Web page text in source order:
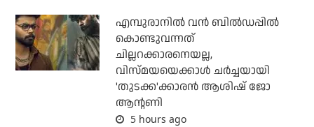
എമ്പുരാനില്‍ വന്‍ ബില്‍ഡപ്പില്‍
കൊണ്ടുവന്നത്
ചില്ലറക്കാരനെയല്ല,
വിസ്മയയെക്കാള്‍ ചര്‍ച്ചയായി
'തുടക്ക'ക്കാരന്‍ ആശിഷ് ജോ
ആന്റണി
5 hours ago